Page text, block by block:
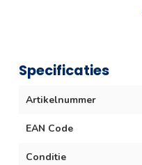
Specificaties
Artikelnummer
EAN Code
Conditie